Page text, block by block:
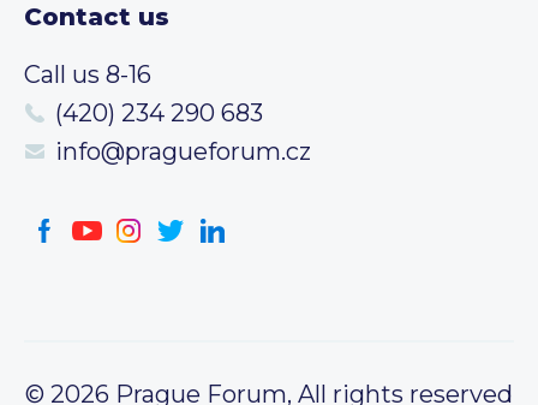
Contact us
Call us 8-16
(420) 234 290 683
info@pragueforum.cz
© 2026 Prague Forum, All rights reserved